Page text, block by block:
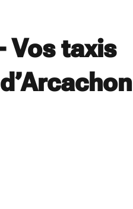
Vos taxis